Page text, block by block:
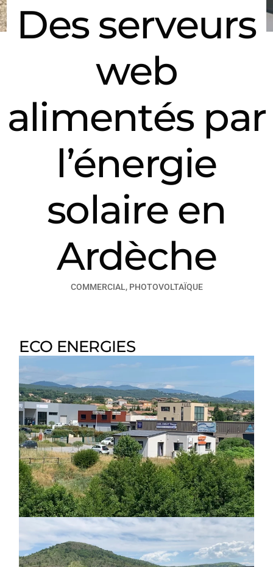
Des serveurs
web
alimentés par
l’énergie
solaire en
Ardèche
COMMERCIAL, PHOTOVOLTAÏQUE
ECO ENERGIES